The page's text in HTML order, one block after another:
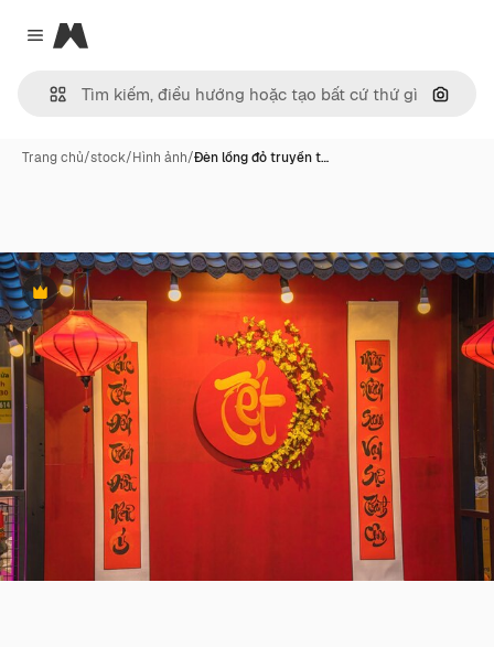
Close menu
Magnific
Tìm
Trang chủ/stock/Hình ảnh/Đèn lồng đỏ truyền t…
Phần thưởng